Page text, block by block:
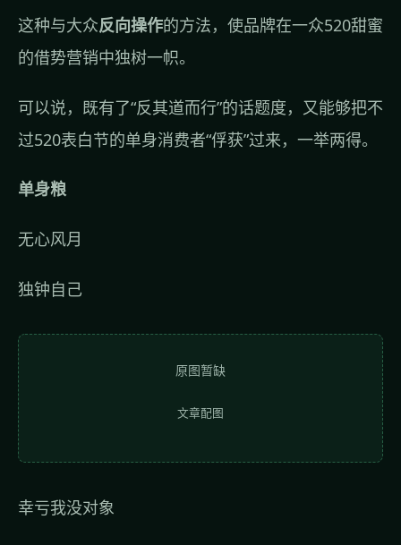
这种与大众反向操作的方法，使品牌在一众520甜蜜
的借势营销中独树一帜。
可以说，既有了“反其道而行”的话题度，又能够把不
过520表白节的单身消费者“俘获”过来，一举两得。
单身粮
无心风月
独钟自己
原图暂缺
文章配图
幸亏我没对象